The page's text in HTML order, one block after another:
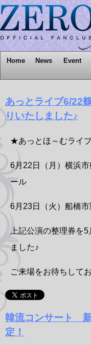
Home News Event
あっとライブ6/22
りいたしました♪
★あっとほ～むライ
6月22日（月）横浜
ール
6月23日（火）船橋
上記公演の整理券を
ました♪
ご来場をお待ちして
韓流コンサート
定！